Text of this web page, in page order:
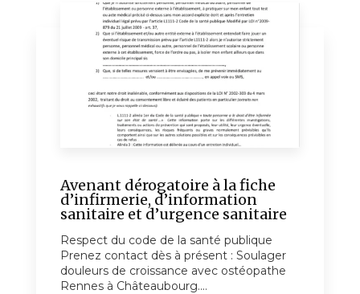
Avenant dérogatoire à la fiche
d’infirmerie, d’information
sanitaire et d’urgence sanitaire
Respect du code de la santé publique
Prenez contact dès à présent : Soulager
douleurs de croissance avec ostéopathe
Rennes à Châteaubourg....